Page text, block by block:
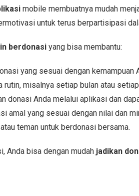
mobile membuatnya mudah
untuk terus berpartisipasi
berdonasi yang bisa membantu:
yang sesuai dengan kemampuan
rutin, misalnya setiap bulan atau
donasi Anda melalui aplikasi dan
amal yang sesuai dengan nilai dan
teman untuk berdonasi bersama.
Anda bisa dengan mudah jadikan